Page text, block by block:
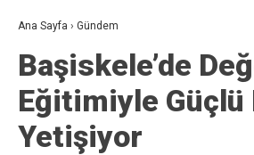
Ana Sayfa › Gündem
Başiskele’de
Eğitimiyle
Yetişiyor